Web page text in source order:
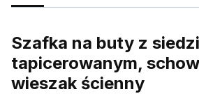
Szafka na buty z
tapicerowanym,
wieszak ścienny